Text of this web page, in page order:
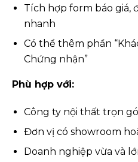
Tích hợp form báo giá,
nhanh
Có thể thêm phần
Chứng nhận”
Phù hợp với:
Công ty nội thất trọn
Đơn vị có showroom
Doanh nghiệp vừa và